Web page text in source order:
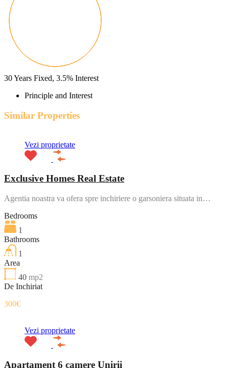
30Years Fixed, 3.5% Interest
Principle and Interest
Similar Properties
Vezi proprietate
Exclusive Homes Real Estate
Agentia noastra va ofera spre inchiriere o garsoniera situata in…
Bedrooms
1
Bathrooms
1
Area
40 mp2
De Inchiriat
300€
Vezi proprietate
Apartament 6 camere Unirii